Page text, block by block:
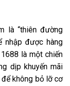
là “thiên đường
nhập được hàng
là một chiến
dịp khuyến mãi
để không bỏ lỡ cơ